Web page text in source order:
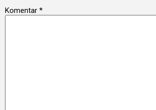
Komentar *